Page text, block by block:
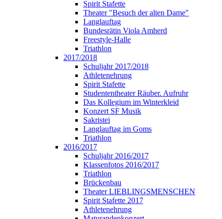
Spirit Stafette
Theater "Besuch der alten Dame"
Langlauftag
Bundesrätin Viola Amherd
Freestyle-Halle
Triathlon
2017/2018
Schuljahr 2017/2018
Athletenehrung
Spirit Stafette
Studententheater Räuber. Aufruhr
Das Kollegium im Winterkleid
Konzert SF Musik
Sakristei
Langlauftag im Goms
Triathlon
2016/2017
Schuljahr 2016/2017
Klassenfotos 2016/2017
Triathlon
Brückenbau
Theater LIEBLINGSMENSCHEN
Spirit Stafette 2017
Athletenehrung